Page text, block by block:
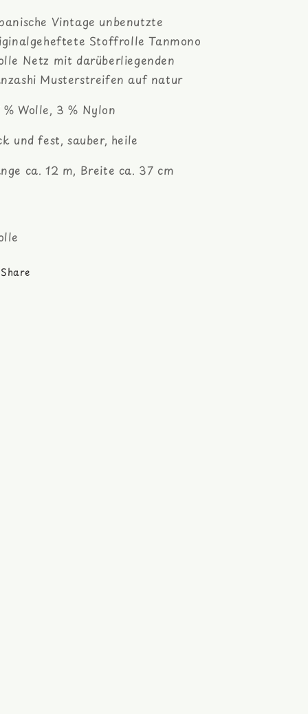
Musterstreifen
Kimono
Wolle
Musterstreifen
Kimono
Wolle
Vintage unbenutzte
Stoffrolle Tanmono
Netz mit darüberliegenden
Musterstreifen auf natur
% Wolle, 3 % Nylon
und fest, sauber, heile
ca. 12 m, Breite ca. 37 cm
Share